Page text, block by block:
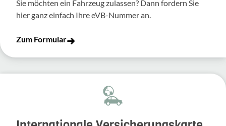
Sie möchten ein Fahr­zeug zulassen? Dann fordern Sie
hier ganz einfach Ihre eVB-​Nummer an.
Zum Formular